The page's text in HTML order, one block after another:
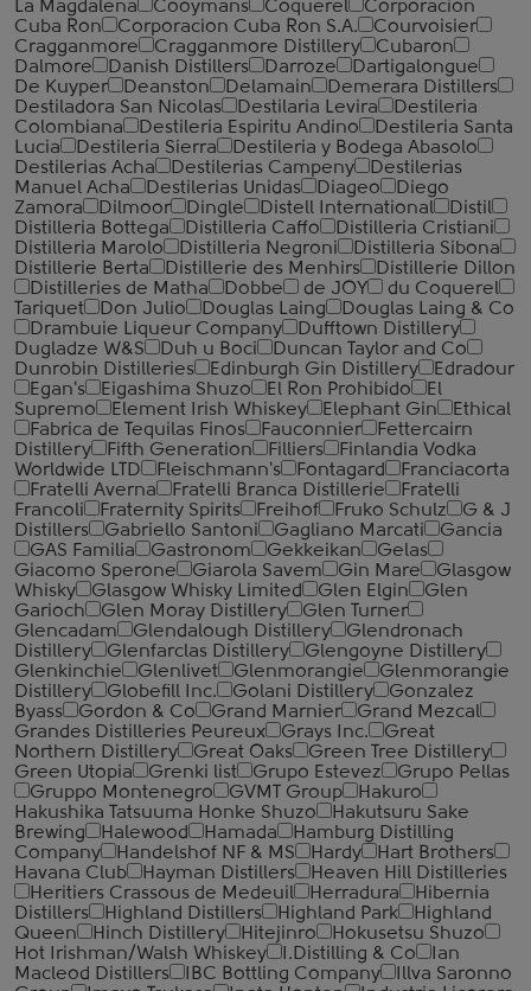
La Magdalena Cooymans Coquerel
Corporacion
Cuba Ron
Corporacion Cuba Ron S.A.
Courvoisier
Cragganmore
Cragganmore Distillery
Cubaron
Dalmore
Danish Distillers Darroze
Dartigalongue
De Kuyper
Deanston Delamain
Demerara Distillers
Destiladora San Nicolas
Destilaria Levira
Destileria
Colombiana
Destileria Espiritu Andino
Destileria Santa
Lucia
Destileria Sierra
Destileria y Bodega Abasolo
Destilerias Acha
Destilerias Campeny
Destilerias
Manuel Acha
Destilerias Unidas Diageo
Diego
Zamora
Dilmoor Dingle Distell International
Distil
Distilleria Bottega
Distilleria Caffo
Distilleria Cristiani
Distilleria Marolo
Distilleria Negroni
Distilleria Sibona
Distillerie Berta
Distillerie des Menhirs
Distillerie Dillon
Distilleries de Matha
Dobbe de JOY
du Coquerel
Tariquet
Don Julio Douglas Laing
Douglas Laing & Co
Drambuie Liqueur Company
Dufftown Distillery
Dugladze W&S
Duh u Boci
Duncan Taylor and Co
Dunrobin Distilleries
Edinburgh Gin Distillery
Edradour
Egan's
Eigashima Shuzo El Ron Prohibido
El
Supremo
Element Irish Whiskey Elephant Gin
Ethical
Fabrica de Tequilas Finos
Fauconnier
Fettercairn
Distillery
Fifth Generation Filliers
Finlandia Vodka
Worldwide LTD
Fleischmann's Fontagard
Franciacorta
Fratelli Averna
Fratelli Branca Distillerie
Fratelli
‎Francoli
Fraternity Spirits Freihof Fruko Schulz
G & J
Distillers
Gabriello Santoni Gagliano Marcati
Gancia
GAS Familia
Gastronom Gekkeikan
Gelas
Giacomo Sperone
Giarola Savem Gin Mare
Glasgow
Whisky
Glasgow Whisky Limited Glen Elgin
Glen
Garioch
Glen Moray Distillery
Glen Turner
Glencadam
Glendalough Distillery
Glendronach
Distillery
Glenfarclas Distillery
Glengoyne Distillery
Glenkinchie
Glenlivet Glenmorangie
Glenmorangie
Distillery
Globefill Inc. Golani Distillery
Gonzalez
Byass
Gordon & Co Grand Marnier
Grand Mezcal
Grandes Distilleries Peureux
Grays Inc.
Great
Northern Distillery
Great Oaks
Green Tree Distillery
Green Utopia
Grenki list Grupo Estevez
Grupo Pellas
Gruppo Montenegro
GVMT Group
Hakuro
Hakushika Tatsuuma Honke Shuzo
Hakutsuru Sake
Brewing
Halewood Hamada
Hamburg Distilling
Company
Handelshof NF & MS Hardy
Hart Brothers
Havana Club
Hayman Distillers
Heaven Hill Distilleries
Heritiers Crassous de Medeuil
Herradura
Hibernia
Distillers
Highland Distillers Highland Park
Highland
Queen
Hinch Distillery Hitejinro
Hokusetsu Shuzo
Hot Irishman/Walsh Whiskey
I.Distilling & Co
Ian
Macleod Distillers
IBC Bottling Company
Illva Saronno